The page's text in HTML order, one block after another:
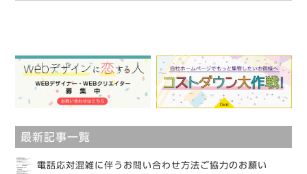
最新記事一覧
電話応対混雑に伴うお問い合わせ方法ご協力のお願い